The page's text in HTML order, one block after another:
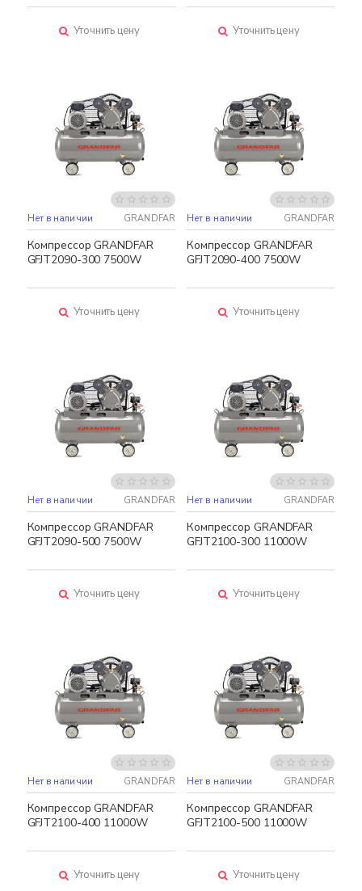
Уточнить цену Уточнить цену
Нет в наличии GRANDFAR
Компрессор GRANDFAR
GFJT2090-300 7500W
Уточнить цену
Нет в наличии GRANDFAR
Компрессор GRANDFAR
GFJT2090-400 7500W
Уточнить цену
Нет в наличии GRANDFAR
Компрессор GRANDFAR
GFJT2090-500 7500W
Уточнить цену
Нет в наличии GRANDFAR
Компрессор GRANDFAR
GFJT2100-300 11000W
Уточнить цену
Нет в наличии GRANDFAR
Компрессор GRANDFAR
GFJT2100-400 11000W
Уточнить цену
Нет в наличии GRANDFAR
Компрессор GRANDFAR
GFJT2100-500 11000W
Уточнить цену